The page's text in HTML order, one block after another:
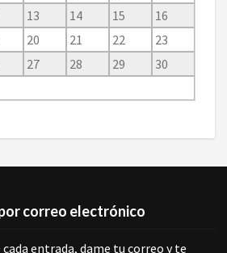
13 14 15
16
20 21 22
23
27 28 29
30
correo electrónico
entrada, dame tu correo y te